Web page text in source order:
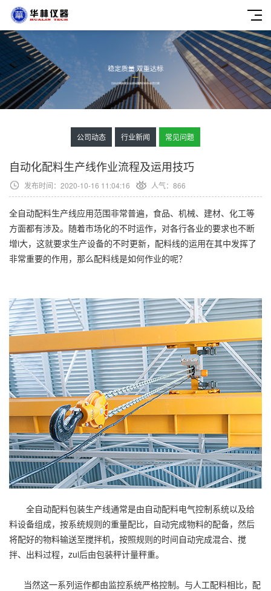
公司动态 行业新闻 常见问题
自动化配料生产线作业流程及运用技巧
发布时间：2020-10-16 11:04:16 人气： 866
全自动配料生产线应用范围非常普遍，食品、机械、建材、化工等
方面都有涉及。随着市场化的不时运作，对各行各业的要求也不断
增i大，这就要求生产设备的不时更新，配料线的运用在其中发挥了
非常重要的作用，那么配料线是如何作业的呢？
全自动配料包装生产线通常是由自动配料电气控制系统以及给
料设备组成，按系统规则的重量配比，自动完成物料的配备，然后
将配好的物料输送至搅拌机，按照规则的时间自动完成混合、搅
拌、出料过程，zui后由包装秤计量秤重。
当然这一系列运作都由监控系统严格控制。与人工配料相比，配